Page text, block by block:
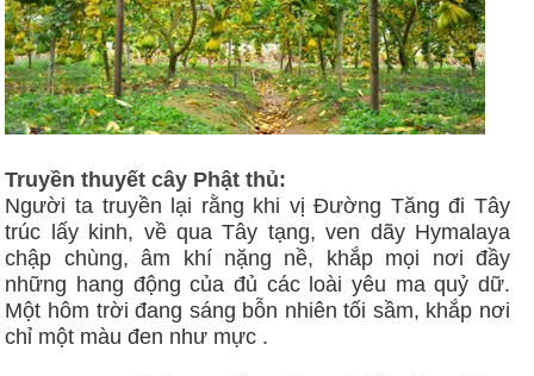
Truyền thuyết cây Phật thủ:
Người ta truyền lại rằng khi vị Đường Tăng đi Tây
trúc lấy kinh, về qua Tây tạng, ven dãy Hymalaya
chập chùng, âm khí nặng nề, khắp mọi nơi đầy
những hang động của đủ các loài yêu ma quỷ dữ.
Một hôm trời đang sáng bỗn nhiên tối sầm, khắp nơi
chỉ một màu đen như mực .